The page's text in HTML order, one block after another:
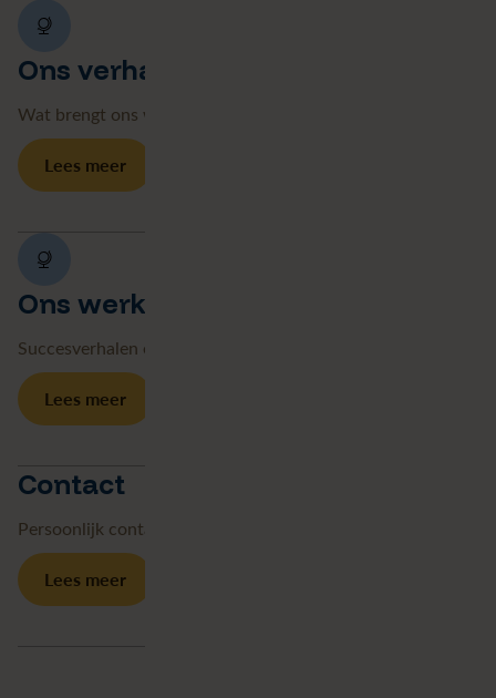
Ons verhaal
Wat brengt ons waar we nu staan.
Lees meer
Ons werk
Succesverhalen en best practices.
Lees meer
Contact
Persoonlijk contact en locatie.
Lees meer